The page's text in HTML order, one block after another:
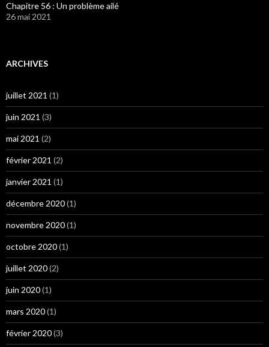
Chapitre 56 : Un problème ailé
26 mai 2021
ARCHIVES
juillet 2021 (1)
juin 2021 (3)
mai 2021 (2)
février 2021 (2)
janvier 2021 (1)
décembre 2020(1)
novembre 2020(1)
octobre 2020(1)
juillet 2020(2)
juin 2020(1)
mars 2020(1)
février 2020(3)